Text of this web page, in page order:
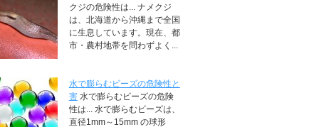
クジの危険性は... ナメクジ
は、北海道から沖縄まで全国
に生息しています。現在、都
市・農村地帯を問わずよく...
水で膨らむビーズの危険性と
害 水で膨らむビーズの危険
性は... 水で膨らむビーズは、
直径1mm～15mm の球形